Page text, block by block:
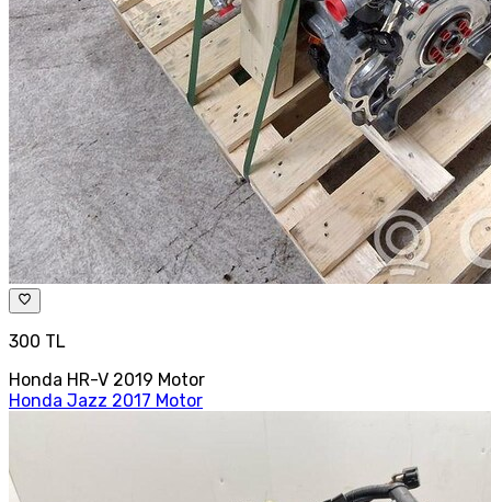
300 TL
Honda HR-V 2019 Motor
Honda Jazz 2017 Motor